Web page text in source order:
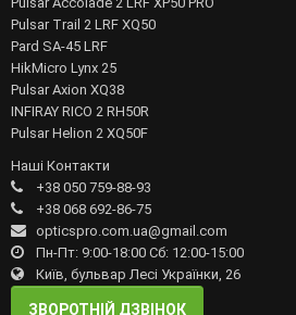
Pulsar Trail 2 LRF XQ50
Pard SA-45 LRF
HikMicro Lynx 25
Pulsar Axion XQ38
INFIRAY RICO 2 RH50R
Pulsar Helion 2 XQ50F
Наші Контакти
+38 050 759-88-93
+38 068 692-86-75
opticspro.com.ua@gmail.com
Пн-Пт: 9:00-18:00 Сб: 12:00-15:00
Київ, бульвар Лесі Українки, 26
ЗВОРОТНІЙ ДЗВІНОК